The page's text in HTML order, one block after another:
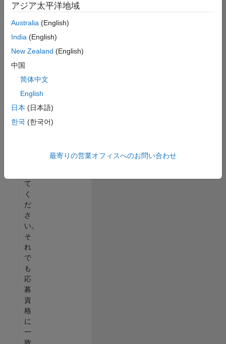
範
囲
を
広
る
か、
す
て
の
求
て
く
だ
さ
い。
そ
れ
で
も
応
募
資
格
に
一
アジア太平洋地域
Australia (English)
India (English)
New Zealand (English)
中国
简体中文
English
日本 (日本語)
한국 (한국어)
最寄りの営業オフィスへのお問い合わせ